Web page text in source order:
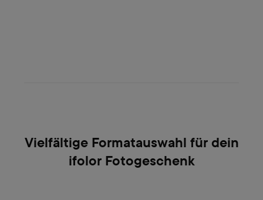
Vielfältige Formatauswahl für dein
ifolor Fotogeschenk